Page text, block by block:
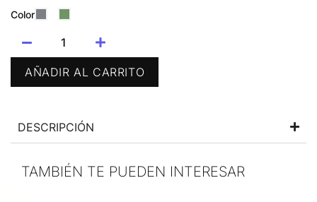
Color
AÑADIR AL CARRITO
DESCRIPCIÓN
TAMBIÉN TE PUEDEN INTERESAR